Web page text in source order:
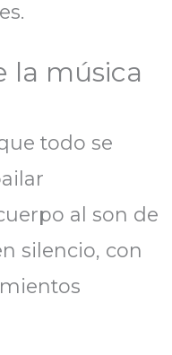
la música
todo se
al son de
silencio, con